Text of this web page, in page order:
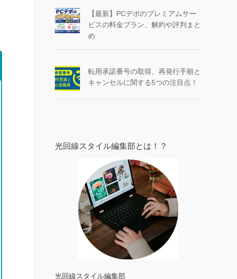
【最新】PCデポのプレミアムサー
ビスの料金プラン、解約や評判まと
め
転用承諾番号の取得、再発行手順と
キャンセルに関する5つの注目点！
光回線スタイル編集部とは！？
光回線スタイル編集部